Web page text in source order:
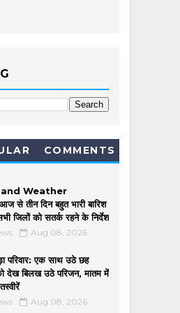
COMMENTS
Weather
तीन दिन बहुत भारी बारिश
जिलों को सतर्क रहने के निर्देश
Aug 08, 2026
परिवार: एक साथ उठे छह
देख बिलख उठे परिजन, मातम में
Aug 08, 2026